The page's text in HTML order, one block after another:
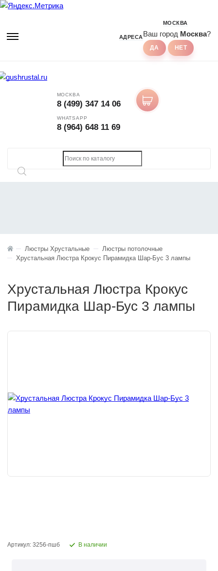
АДРЕСА
МОСКВА
Ваш город Москва?
МОСКВА
8 (499) 347 14 06
WHATSAPP
8 (964) 648 11 69
Люстры Хрустальные
Люстры потолочные
Хрустальная Люстра Крокус Пирамидка Шар-Бус 3 лампы
Хрустальная Люстра Крокус
Пирамидка Шар-Бус 3 лампы
Артикул: 3256-пшб В наличии